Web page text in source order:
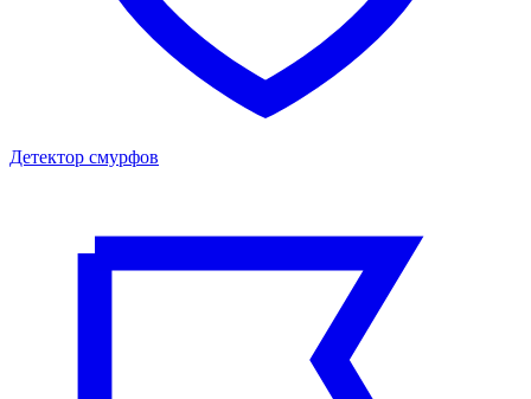
Детектор смурфов